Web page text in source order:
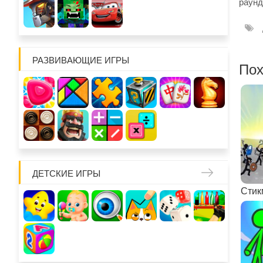
РАЗВИВАЮЩИЕ ИГРЫ
ДЕТСКИЕ ИГРЫ